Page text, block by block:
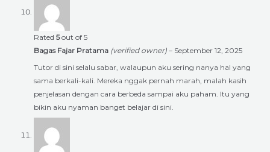
Rated 5out of 5
Bagas Fajar Pratama (verified owner) – September 12, 2025
Tutor di sini selalu sabar, walaupun aku sering nanya hal yang
sama berkali-kali. Mereka nggak pernah marah, malah kasih
penjelasan dengan cara berbeda sampai aku paham. Itu yang
bikin aku nyaman banget belajar di sini.